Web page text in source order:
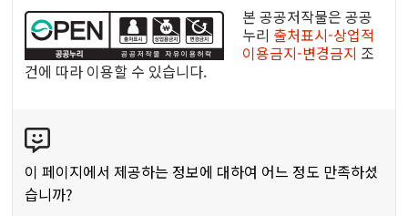
공
리
공
저
작
물
본 공공저작물은 공공
누리 출처표시-상업적
이용금지-변경금지 조
건에 따라 이용할 수 있습니다.
텐
츠
만
이 페이지에서 제공하는 정보에 대하여 어느 정도 만족하셨
습니까?